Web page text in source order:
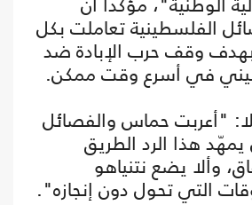
الفلسطينية تعاملت بكل
بهدف وقف حرب الإبادة ضد
في أسرع وقت ممكن.
"أعربت حماس والفصائل
هذا الرد الطريق
وألا يضع نتنياهو
التي تحول دون إنجازه".